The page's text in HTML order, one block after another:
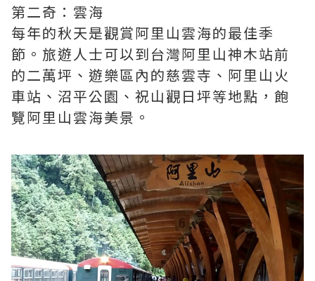
第二奇：雲海
每年的秋天是觀賞阿里山雲海的最佳季
節。旅遊人士可以到台灣阿里山神木站前
的二萬坪、遊樂區內的慈雲寺、阿里山火
車站、沼平公園、祝山觀日坪等地點，飽
覽阿里山雲海美景。